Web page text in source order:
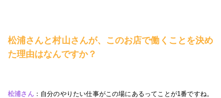
松浦さんと村山さんが、このお店で働くことを決め
た理由はなんですか？
松浦さん：自分のやりたい仕事がこの場にあるってことが1番ですね。